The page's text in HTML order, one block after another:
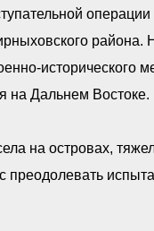
операции
исторического
на Дальнем Востоке.
на островах,
преодолевать